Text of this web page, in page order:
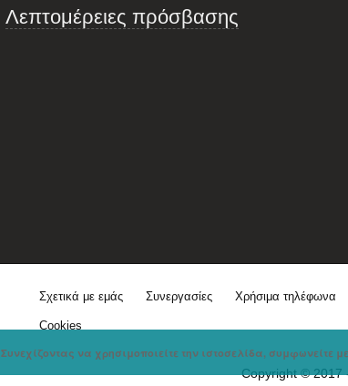
Λεπτομέρειες πρόσβασης
Σχετικά με εμάς Συνεργασίες Χρήσιμα τηλέφωνα
Cookies
Copyright © 2017
Συνεχίζοντας να χρησιμοποιείτε την ιστοσελίδα, συμφωνείτε